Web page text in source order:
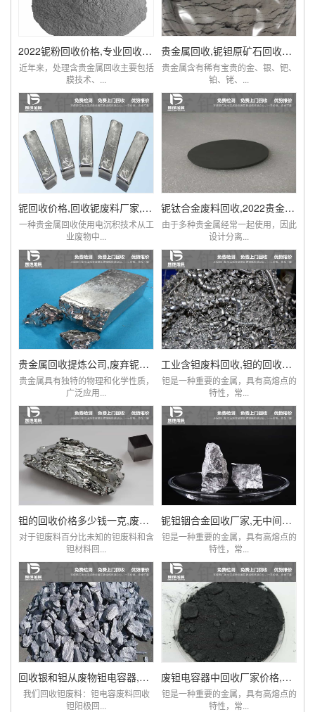
2022铌粉回收价格,专业回收含铌废料厂家查询
近年来，处理含贵金属回收主要包括
膜技术、...
贵金属回收,铌钽原矿石回收提炼厂家,价比同优
贵金属含有稀有宝贵的金、银、钯、
铂、铑、...
铌回收价格,回收铌废料厂家,铌现在多少钱一克
一种贵金属回收使用电沉积技术从工
业废物中...
铌钛合金废料回收,2022贵金属铌市场价格查询
由于多种贵金属经常一起使用，因此
设计分离...
贵金属回收提炼公司,废弃铌粉,铌棒,铌铁回收
贵金属具有独特的物理和化学性质，
广泛应用...
工业含钽废料回收,钽的回收价格,贵金属钽回收
钽是一种重要的金属，具有高熔点的
特性，常...
钽的回收价格多少钱一克,废旧钽电阻电容回收厂家
对于钽废料百分比未知的钽废料和含
钽材料回...
铌钽铟合金回收厂家,无中间商赚差价,价比同优
钽是一种重要的金属，具有高熔点的
特性，常...
回收银和钽从废物钽电容器,钽电容器钽电阻价格
我们回收钽废料：钽电容废料回收
钽阳极回...
废钽电容器中回收厂家价格,钽回收,钽线圈
钽是一种重要的金属，具有高熔点的
特性，常...